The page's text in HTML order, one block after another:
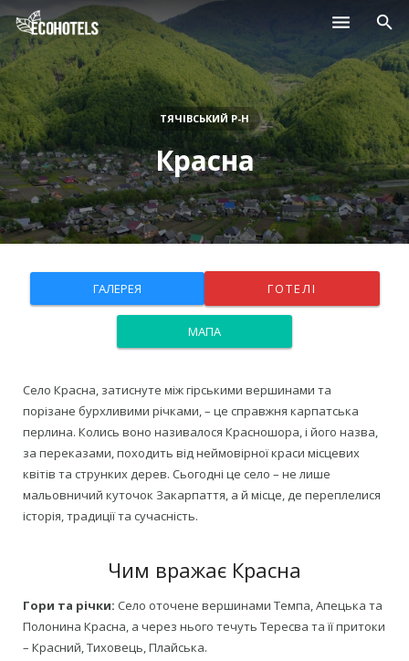
Населені пункти
Курорти
Дитячі табори
Магазини
Нерухомість
Красна
ТЯЧІВСЬКИЙ Р-Н
ГАЛЕРЕЯ ГОТЕЛІ
МАПА
Село Красна, затиснуте між гірськими вершинами та
порізане бурхливими річками, – це справжня карпатська
перлина. Колись воно називалося Красношора, і його назва,
за переказами, походить від неймовірної краси місцевих
квітів та струнких дерев. Сьогодні це село – не лише
мальовничий куточок Закарпаття, а й місце, де переплелися
історія, традиції та сучасність.
Чим вражає Красна
Гори та річки: Село оточене вершинами Темпа, Апецька та
Полонина Красна, а через нього течуть Тересва та її притоки
– Красний, Тиховець, Плайська.